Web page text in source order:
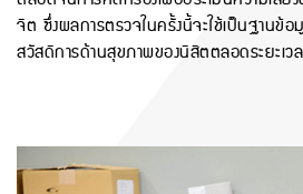
จิต ซึ่งผลการตรวจในครั้งนี้จะใช้เป็นฐานข้
สวัสดิการด้านสุขภาพของนิสิตตลอดระยะเ